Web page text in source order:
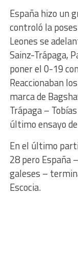
España hizo un
controló la
Leones se
Sainz-Trápaga,
poner el 0-19
Reaccionaban
marca de
Trápaga –
último ensayo
En el último
28 pero España
galeses –
Escocia.